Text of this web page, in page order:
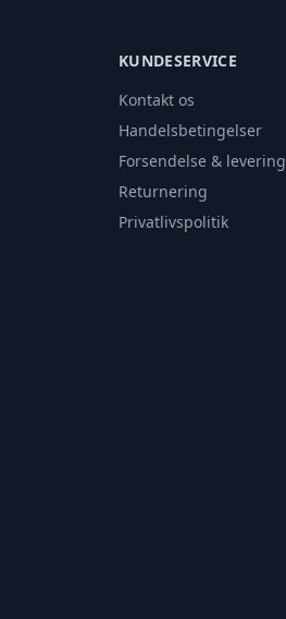
KUNDESERVICE
Kontakt os
Handelsbetingelser
Forsendelse & levering
Returnering
Privatlivspolitik